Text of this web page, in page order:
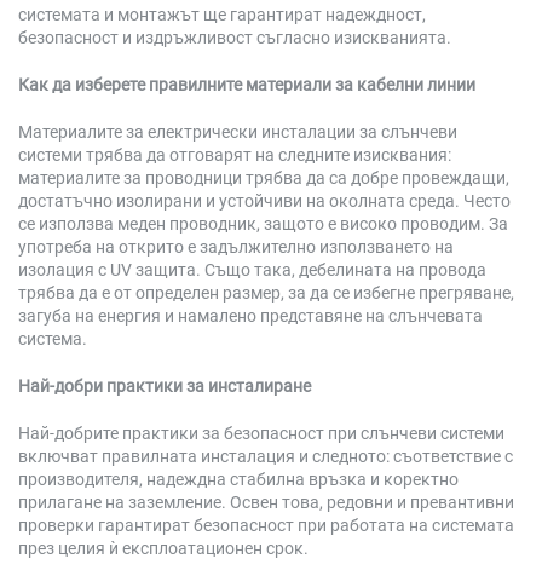
системата и монтажът ще гарантират надеждност,
безопасност и издръжливост съгласно изискванията.
Как да изберете правилните материали за кабелни линии
Материалите за електрически инсталации за слънчеви
системи трябва да отговарят на следните изисквания:
материалите за проводници трябва да са добре провеждащи,
достатъчно изолирани и устойчиви на околната среда. Често
се използва меден проводник, защото е високо проводим. За
употреба на открито е задължително използването на
изолация с UV защита. Също така, дебелината на провода
трябва да е от определен размер, за да се избегне прегряване,
загуба на енергия и намалено представяне на слънчевата
система.
Най-добри практики за инсталиране
Най-добрите практики за безопасност при слънчеви системи
включват правилната инсталация и следното: съответствие с
производителя, надеждна стабилна връзка и коректно
прилагане на заземление. Освен това, редовни и превантивни
проверки гарантират безопасност при работата на системата
през целия ѝ експлоатационен срок.